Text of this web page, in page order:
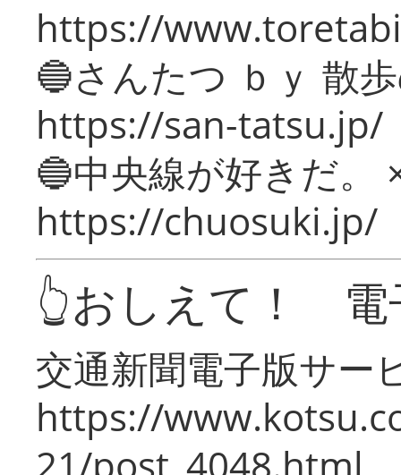
https://
🔵さんたつ ｂｙ 散
https://san-tatsu.jp/
🔵中央線が好きだ。
https://chuosuki.jp/
👆おしえて！ 電
交通新聞電子版サー
https://